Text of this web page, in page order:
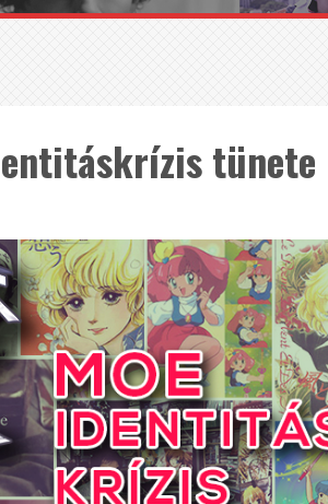
tünete